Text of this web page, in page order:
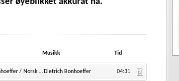
Musikk Tid
Dietrich Bonhoeffer / Norsk tekst: Yngvar Aarseth Dietrich Bonhoeffer 04:31